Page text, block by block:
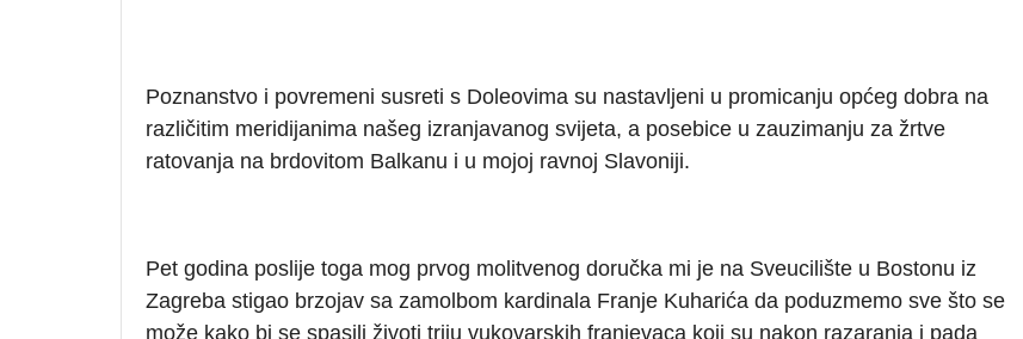
Poznanstvo i povremeni susreti s Doleovima su nastavljeni u promicanju općeg dobra na
različitim meridijanima našeg izranjavanog svijeta, a posebice u zauzimanju za žrtve
ratovanja na brdovitom Balkanu i u mojoj ravnoj Slavoniji.
Pet godina poslije toga mog prvog molitvenog doručka mi je na Sveucilište u Bostonu iz
Zagreba stigao brzojav sa zamolbom kardinala Franje Kuharića da poduzmemo sve što se
može kako bi se spasili životi triju vukovarskih franjevaca koji su nakon razaranja i pada